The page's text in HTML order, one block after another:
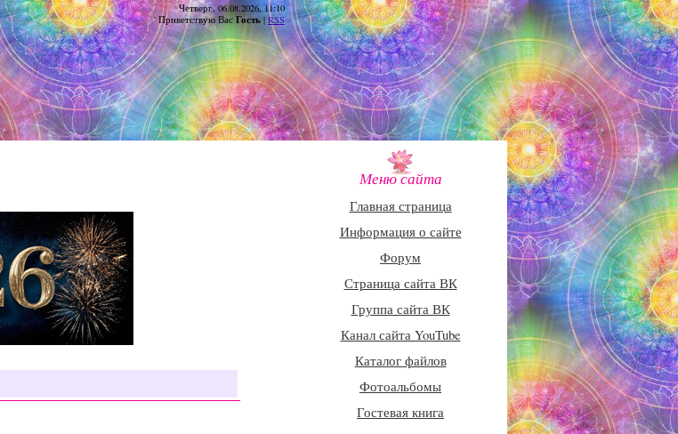
Четверг, 06.08.2026, 11:10
Приветствую Вас Гость |RSS
Меню сайта
Главная страница
Информация о сайте
Форум
Страница сайта ВК
Группа сайта ВК
Канал сайта YouTube
Каталог файлов
Фотоальбомы
Гостевая книга